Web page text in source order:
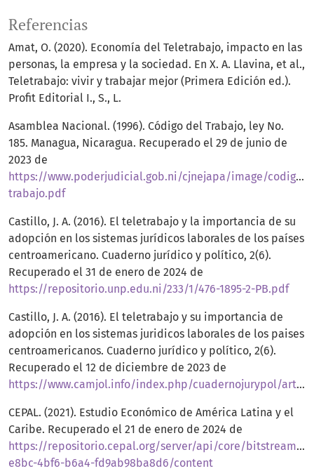
Referencias
Amat, O. (2020). Economía del Teletrabajo, impacto en las
personas, la empresa y la sociedad. En X. A. Llavina, et al.,
Teletrabajo: vivir y trabajar mejor (Primera Edición ed.).
Profit Editorial I., S., L.
Asamblea Nacional. (1996). Código del Trabajo, ley No.
185. Managua, Nicaragua. Recuperado el 29 de junio de
2023 de
https://www.poderjudicial.gob.ni/cjnejapa/image/codigo-
trabajo.pdf
Castillo, J. A. (2016). El teletrabajo y la importancia de su
adopción en los sistemas jurídicos laborales de los países
centroamericano. Cuaderno jurídico y político, 2(6).
Recuperado el 31 de enero de 2024 de
https://repositorio.unp.edu.ni/233/1/476-1895-2-PB.pdf
Castillo, J. A. (2016). El teletrabajo y su importancia de
adopción en los sistemas juridicos laborales de los paises
centroamericanos. Cuaderno jurídico y político, 2(6).
Recuperado el 12 de diciembre de 2023 de
https://www.camjol.info/index.php/cuadernojurypol/article/view/10969/12846
CEPAL. (2021). Estudio Económico de América Latina y el
Caribe. Recuperado el 21 de enero de 2024 de
https://repositorio.cepal.org/server/api/core/bitstreams/
e8bc-4bf6-b6a4-fd9ab98ba8d6/content